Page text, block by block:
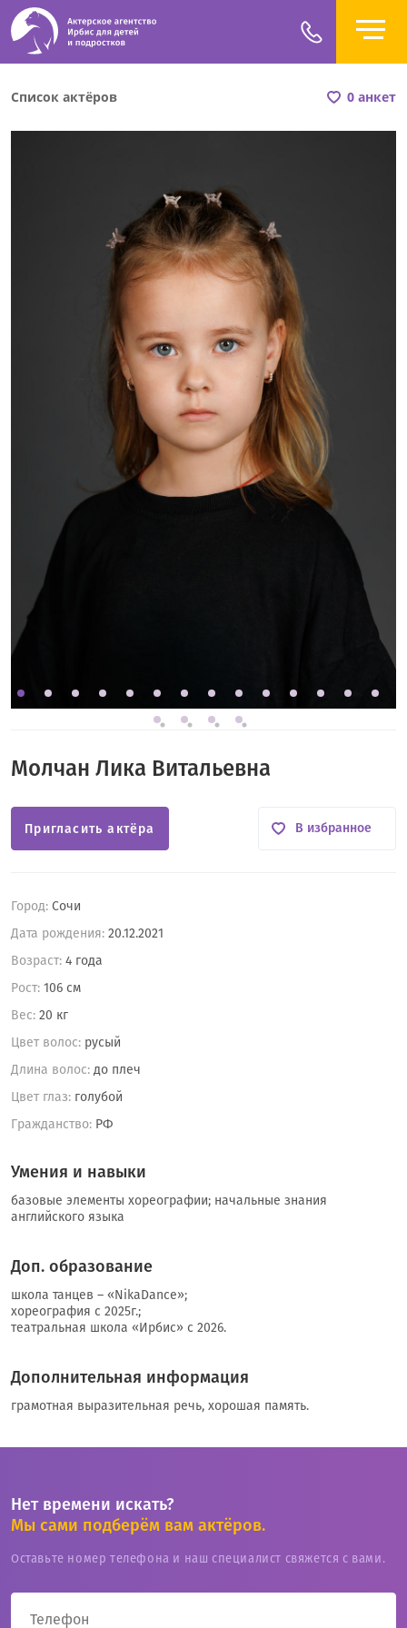
Список актёров 0 анкет
Молчан Лика Витальевна
Город: Сочи
Дата рождения: 20.12.2021
Возраст: 4 года
Рост: 106 см
Вес: 20 кг
Цвет волос: русый
Длина волос: до плеч
Цвет глаз: голубой
Гражданство: РФ
Пригласить актёра В избранное
Умения и навыки
базовые элементы хореографии; начальные знания
английского языка
Доп. образование
школа танцев – «NikaDance»;
хореография с 2025г.;
театральная школа «Ирбис» с 2026.
Дополнительная информация
грамотная выразительная речь, хорошая память.
Нет времени искать?
Мы сами подберём вам актёров.
Оставьте номер телефона и наш специалист свяжется с вами.